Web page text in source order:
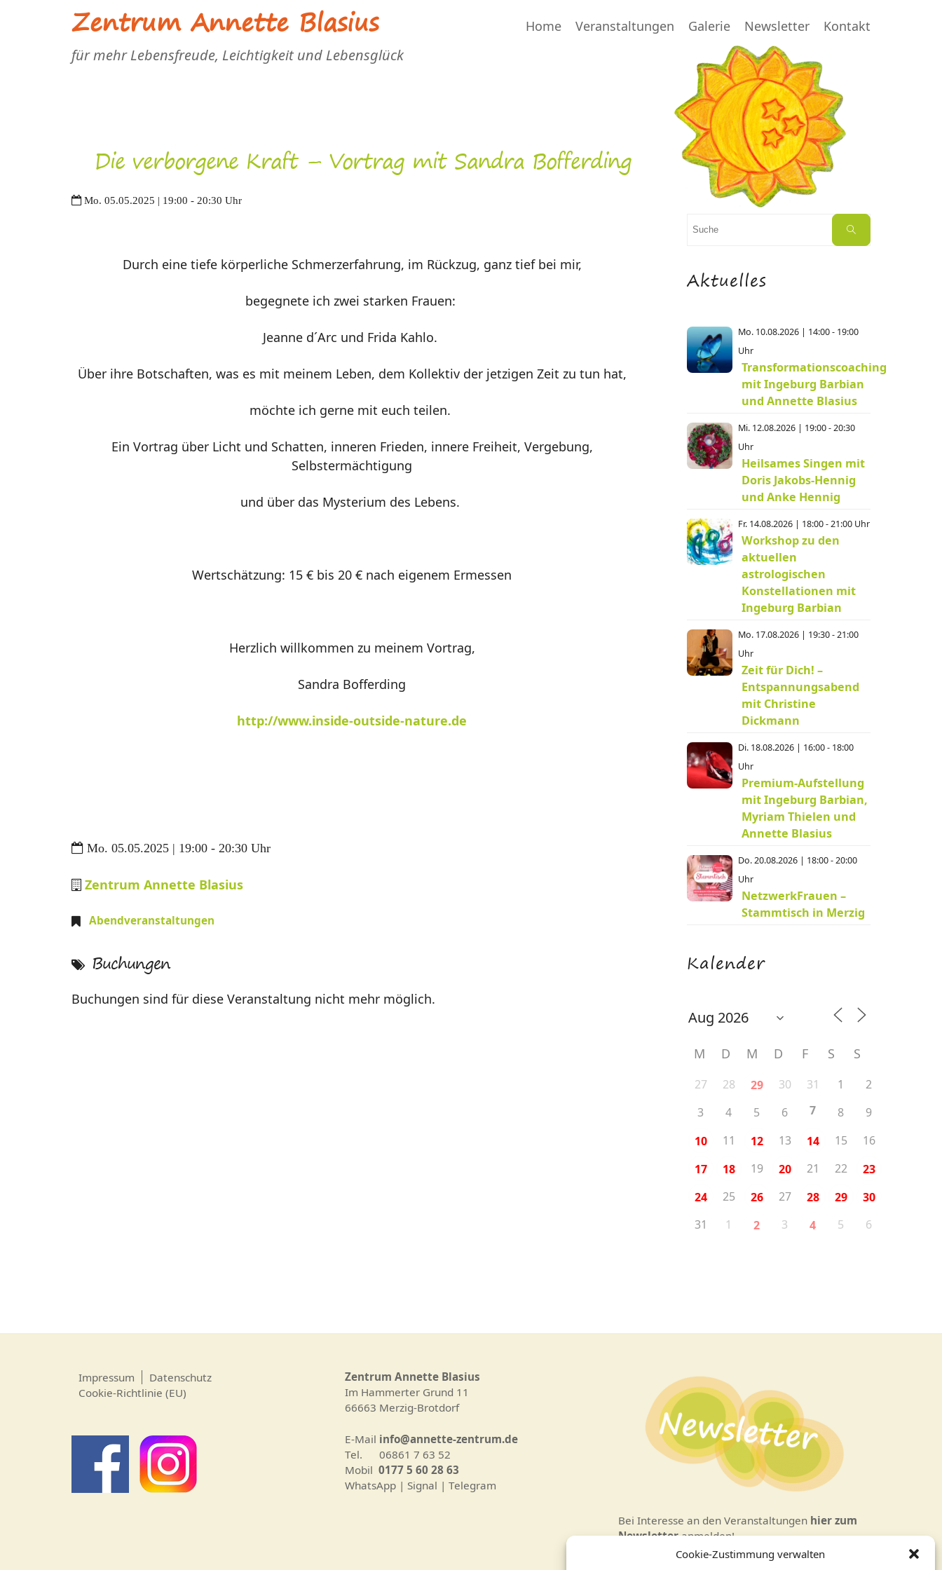
Cookie-Zustimmung verwalten
Zentrum Annette Blasius
für mehr Lebensfreude, Leichtigkeit und Lebensglück
Home Veranstaltungen Galerie Newsletter Kontakt
Die verborgene Kraft – Vortrag mit Sandra Bofferding
Mo. 05.05.2025 | 19:00 - 20:30 Uhr
Durch eine tiefe körperliche Schmerzerfahrung, im Rückzug, ganz tief bei mir,
begegnete ich zwei starken Frauen:
Jeanne d´Arc und Frida Kahlo.
Über ihre Botschaften, was es mit meinem Leben, dem Kollektiv der jetzigen Zeit zu tun hat,
möchte ich gerne mit euch teilen.
Ein Vortrag über Licht und Schatten, inneren Frieden, innere Freiheit, Vergebung,
Selbstermächtigung
und über das Mysterium des Lebens.
Wertschätzung: 15 € bis 20 € nach eigenem Ermessen
Herzlich willkommen zu meinem Vortrag,
Sandra Bofferding
http://www.inside-outside-nature.de
Mo. 05.05.2025 | 19:00 - 20:30 Uhr
Zentrum Annette Blasius
Abendveranstaltungen
Buchungen
Buchungen sind für diese Veranstaltung nicht mehr möglich.
Suchen
Suche
Aktuelles
Mo. 10.08.2026 | 14:00 - 19:00
Uhr
Transformationscoaching
mit Ingeburg Barbian
und Annette Blasius
Mi. 12.08.2026 | 19:00 - 20:30
Uhr
Heilsames Singen mit
Doris Jakobs-Hennig
und Anke Hennig
Fr. 14.08.2026 | 18:00 - 21:00 Uhr
Workshop zu den
aktuellen
astrologischen
Konstellationen mit
Ingeburg Barbian
Mo. 17.08.2026 | 19:30 - 21:00
Uhr
Zeit für Dich! –
Entspannungsabend
mit Christine
Dickmann
Di. 18.08.2026 | 16:00 - 18:00
Uhr
Premium-Aufstellung
mit Ingeburg Barbian,
Myriam Thielen und
Annette Blasius
Do. 20.08.2026 | 18:00 - 20:00
Uhr
NetzwerkFrauen –
Stammtisch in Merzig
Kalender
M D M D F S S
27 28 29 30 31 1
2
3
4 5 6 7 8
9
10
11 12 13 14 15
16
17
18 19 20 21 22
23
24
25 26 27 28 29
30
31
1 2 3 4 5 6
Impressum
Datenschutz
Cookie-Richtlinie (EU)
Zentrum Annette Blasius
Im Hammerter Grund 11
66663 Merzig-Brotdorf
E-Mail info@annette-zentrum.de
Tel. 06861 7 63 52
Mobil 0177 5 60 28 63
WhatsApp | Signal | Telegram
Bei Interesse an den Veranstaltungen hier zum
Newsletteranmelden!